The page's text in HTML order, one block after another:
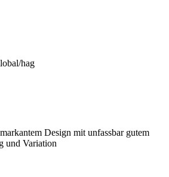
hag
Design mit unfassbar gutem
und Variation